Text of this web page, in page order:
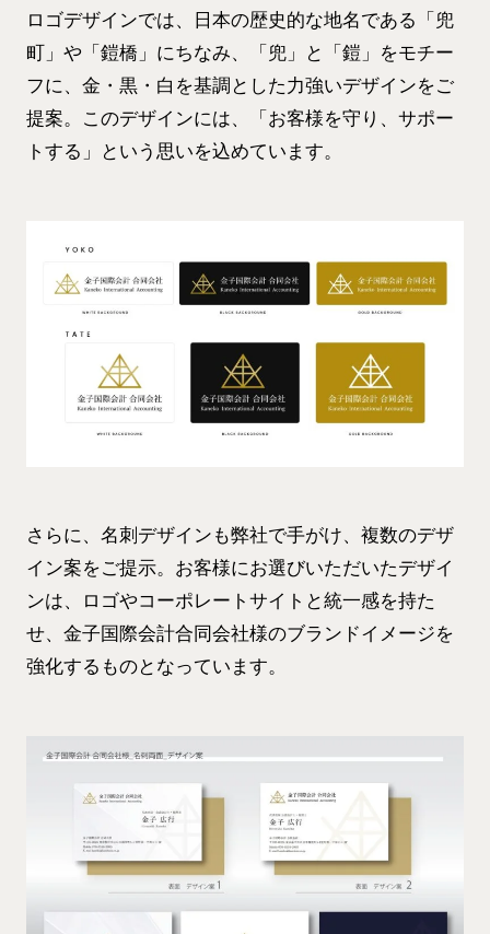
ロゴデザインでは、日本の歴史的な地名である「兜
町」や「鎧橋」にちなみ、「兜」と「鎧」をモチー
フに、金・黒・白を基調とした力強いデザインをご
提案。このデザインには、「お客様を守り、サポー
トする」という思いを込めています。
さらに、名刺デザインも弊社で手がけ、複数のデザ
イン案をご提示。お客様にお選びいただいたデザイ
ンは、ロゴやコーポレートサイトと統一感を持た
せ、金子国際会計合同会社様のブランドイメージを
強化するものとなっています。